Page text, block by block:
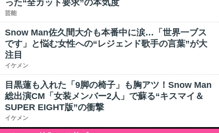
った“全カット要求”の本気度
芸能
Snow Man佐久間大介も本番中に涙…「世界一ブス
です」と悩む女性への“レジェンド歌手の言葉”が大
注目
イケメン
目黒蓮も入れた「9脚の椅子」も胸アツ！Snow Man
総出演CM「女装メンバー2人」で蘇る“キスマイ＆
SUPER EIGHT版”の衝撃
イケメン